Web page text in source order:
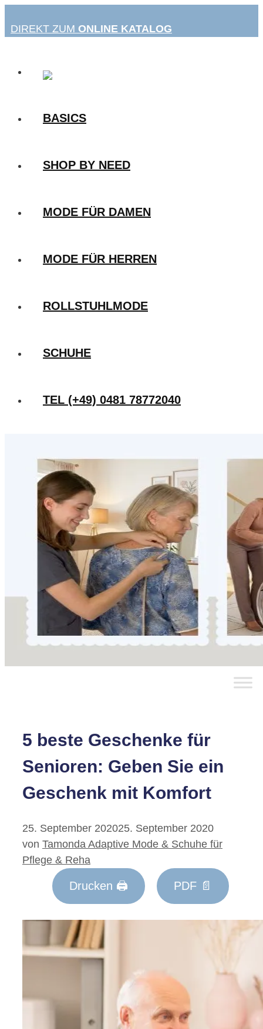
Inhalt
DIREKT ZUM ONLINE KATALOG
BASICS
SHOP BY NEED
MODE FÜR DAMEN
MODE FÜR HERREN
ROLLSTUHLMODE
SCHUHE
TEL (+49) 0481 78772040
5 beste Geschenke für
Senioren: Geben Sie ein
Geschenk mit Komfort
25. September 202025. September 2020
von Tamonda Adaptive Mode & Schuhe für
Pflege & Reha
Drucken 🖨 PDF 📄